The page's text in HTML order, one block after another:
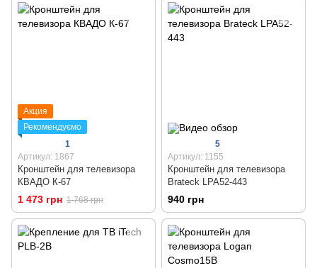
Акция
Рекомендуємо
1
Артикул: 1867
Кронштейн для телевизора
КВАДО К-67
1 473 грн 1 768 грн
5
Артикул: 1155
Кронштейн для телевизора
Brateck LPA52-443
940 грн